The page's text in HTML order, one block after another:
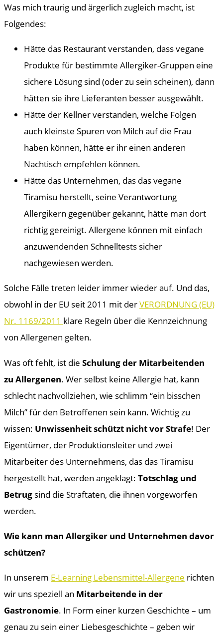
Was mich traurig und ärgerlich zugleich macht, ist
Folgendes:
Hätte das Restaurant verstanden, dass vegane
Produkte für bestimmte Allergiker-Gruppen eine
sichere Lösung sind (oder zu sein scheinen), dann
hätten sie ihre Lieferanten besser ausgewählt.
Hätte der Kellner verstanden, welche Folgen
auch kleinste Spuren von Milch auf die Frau
haben können, hätte er ihr einen anderen
Nachtisch empfehlen können.
Hätte das Unternehmen, das das vegane
Tiramisu herstellt, seine Verantwortung
Allergikern gegenüber gekannt, hätte man dort
richtig gereinigt. Allergene können mit einfach
anzuwendenden Schnelltests sicher
nachgewiesen werden.
Solche Fälle treten leider immer wieder auf. Und das,
obwohl in der EU seit 2011 mit derVERORDNUNG (EU)
Nr. 1169/2011 klare Regeln über die Kennzeichnung
von Allergenen gelten.
Was oft fehlt, ist die Schulung der Mitarbeitenden
zu Allergenen. Wer selbst keine Allergie hat, kann
schlecht nachvollziehen, wie schlimm “ein bisschen
Milch” für den Betroffenen sein kann. Wichtig zu
wissen: Unwissenheit schützt nicht vor Strafe! Der
Eigentümer, der Produktionsleiter und zwei
Mitarbeiter des Unternehmens, das das Tiramisu
hergestellt hat, werden angeklagt: Totschlag und
Betrug sind die Straftaten, die ihnen vorgeworfen
werden.
Wie kann man Allergiker und Unternehmen davor
schützen?
In unserem E-Learning Lebensmittel-Allergene richten
wir uns speziell an Mitarbeitende in der
Gastronomie. In Form einer kurzen Geschichte – um
genau zu sein einer Liebesgeschichte – geben wir